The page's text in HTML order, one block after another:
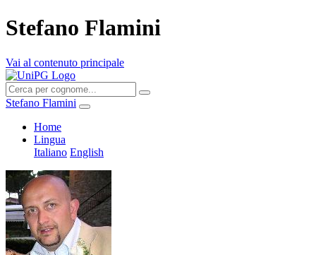
Stefano Flamini
Vai al contenuto principale
Stefano Flamini
Home
Lingua
Italiano English